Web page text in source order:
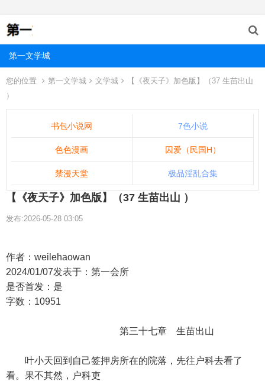
第一文学城
您的位置 第一文学城 文学城
【《夜天子》加色版】（37 生苗出山
）
书包小说网 7色小说
色色漫画 囚爱（民国H）
禁漫天堂 极品淫乱合集
【《夜天子》加色版】（37 生苗出山 ）
发布:2026-05-28 03:05
作者：weilehaowan
2024/01/07发表于：第一会所
是否首发：是
字数：10951
第三十七章 生苗出山
叶小天回到自己签押房所在的院落，先往户科去看了
看。果不其然，户科吏